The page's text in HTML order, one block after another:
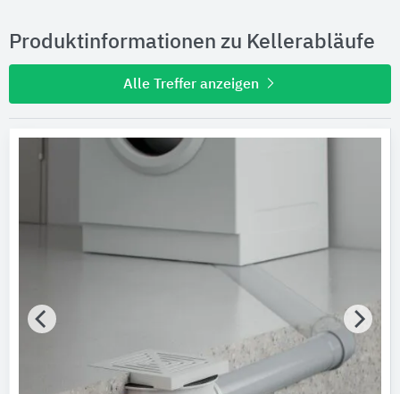
Produktinformationen zu Kellerabläufe
Alle Treffer anzeigen